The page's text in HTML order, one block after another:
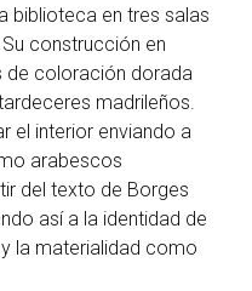
biblioteca en tres salas
construcción en
de coloración dorada
madrileños.
el interior enviando a
arabescos
del texto de Borges
así a la identidad de
la materialidad como